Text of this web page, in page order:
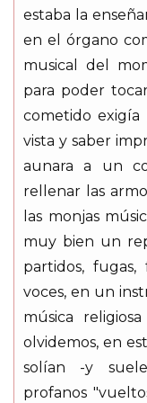
estaba la
en el órgano
musical del
para poder
cometido
vista y saber
aunara a un
rellenar las
las monjas
muy bien un
partidos, fugas,
voces, en un
música
olvidemos, en
solían -y
profanos